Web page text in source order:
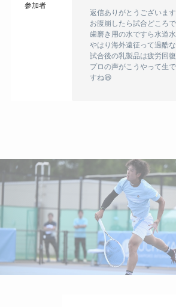
参加者
返信ありがとうございます
お腹崩したら試合どころ
歯磨き用の水ですら水道
やはり海外遠征って過酷
試合後の乳製品は疲労回
プロの声がこうやって生
すね😆